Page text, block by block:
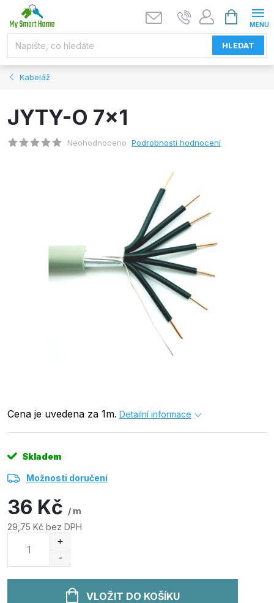
HLEDAT
NÁKUPNÍ
KOŠÍK
Kabeláž
JYTY-O 7x1
Neohodnoceno Podrobnosti hodnocení
Cena je uvedena za 1m. Detailní informace
Skladem
Možnosti doručení
36 Kč / m
29,75 Kč bez DPH
VLOŽIT DO KOŠÍKU